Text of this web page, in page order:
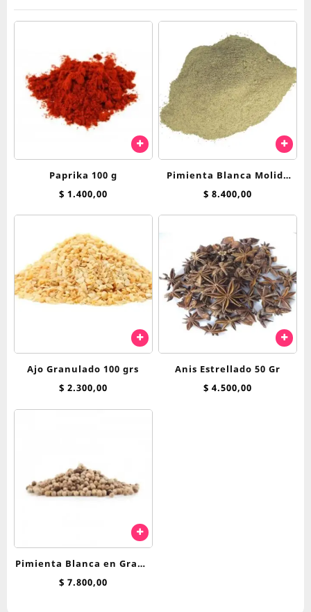
Paprika 100 g
$ 1.400,00
Pimienta Blanca Molida
100 Gr
$ 8.400,00
Ajo Granulado 100 grs
$ 2.300,00
Anis Estrellado 50 Gr
$ 4.500,00
Pimienta Blanca en Grano
x 100 g
$ 7.800,00